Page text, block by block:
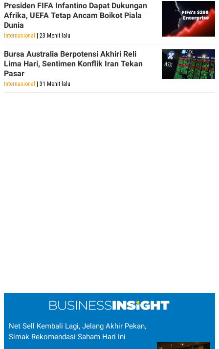
Presiden FIFA Infantino Dapat Dukungan
Afrika, UEFA Tetap Ancam Boikot Piala
Dunia
Internasional | 23 Menit lalu
Bursa Australia Berpotensi Akhiri Reli
Lima Hari, Sentimen Konflik Iran Tekan
Pasar
Internasional | 31 Menit lalu
Net Sell Kembali Lagi, Jelang Akhir Pekan,
Simak Rekomendasi Saham Hari Ini